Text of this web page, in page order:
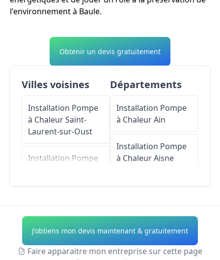
l'environnement à Baule.
Obtenir un devis gratuitement
Villes voisines
Installation Pompe
à ChaleurSaint-
Laurent-sur-Oust
Installation Pompe
Installation Pompe
Installation Pompe
Départements
Installation Pompe
à ChaleurAin
Installation Pompe
à ChaleurAisne
Installation Pompe
à Chaleur Alpes-de-
Haute-Provence
J'obtiens mon devis maintenant & gratuitement
Faire apparaitre mon entreprise sur cette page